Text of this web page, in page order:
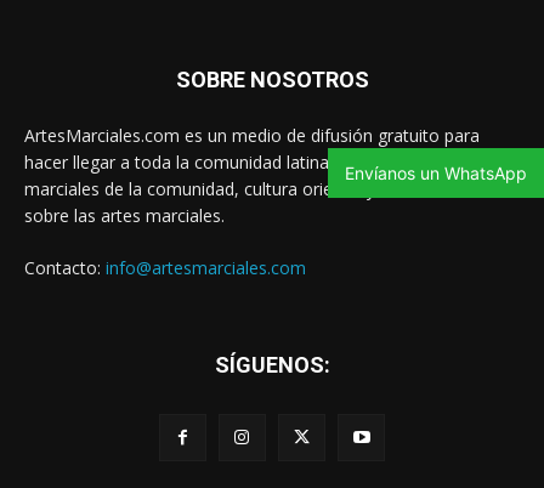
SOBRE NOSOTROS
ArtesMarciales.com es un medio de difusión gratuito para
hacer llegar a toda la comunidad latina las noticias de artes
marciales de la comunidad, cultura oriental y contenido valioso
sobre las artes marciales.
Contacto: info@artesmarciales.com
SÍGUENOS:
Envíanos un WhatsApp